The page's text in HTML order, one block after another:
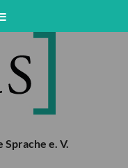
e. V.